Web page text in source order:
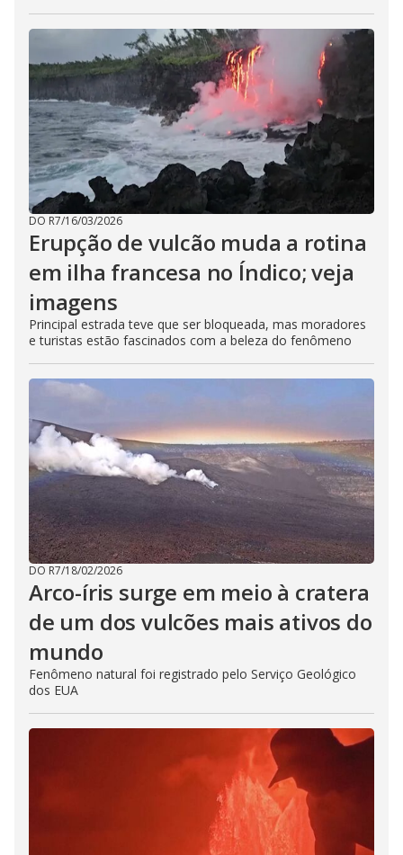
DO R7/16/03/2026
Erupção de vulcão muda a rotina
em ilha francesa no Índico; veja
imagens
Principal estrada teve que ser bloqueada, mas moradores
e turistas estão fascinados com a beleza do fenômeno
DO R7/18/02/2026
Arco-íris surge em meio à cratera
de um dos vulcões mais ativos do
mundo
Fenômeno natural foi registrado pelo Serviço Geológico
dos EUA